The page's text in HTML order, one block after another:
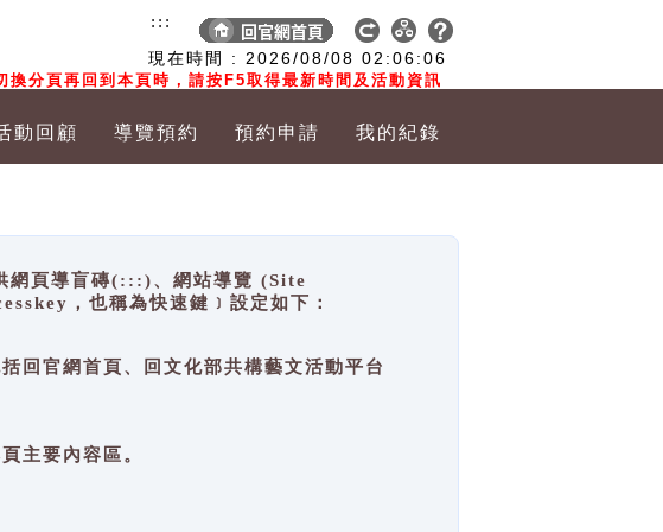
現在時間 : 2026/08/08 02:06:06
換分頁再回到本頁時，請按F5取得最新時間及活動資訊
:::
動回顧 導覽預約 預約申請 我的紀錄
網頁導盲磚(:::)、網站導覽 (Site
，也稱為快速鍵﹞設定如下：
官網首頁、回文化部共構藝文活動平台
要內容區。